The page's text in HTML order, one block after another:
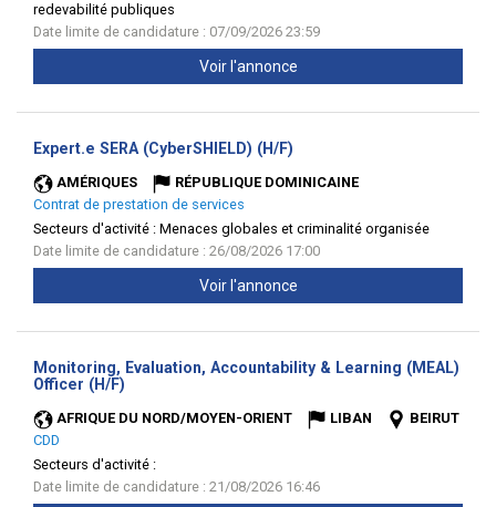
redevabilité publiques
Date limite de candidature : 07/09/2026 23:59
Voir l'annonce
Expert.e SERA (CyberSHIELD) (H/F)
AMÉRIQUES
RÉPUBLIQUE DOMINICAINE
Contrat de prestation de services
Secteurs d'activité : Menaces globales et criminalité organisée
Date limite de candidature : 26/08/2026 17:00
Voir l'annonce
Monitoring, Evaluation, Accountability & Learning (MEAL)
Officer (H/F)
AFRIQUE DU NORD/MOYEN-ORIENT LIBAN
BEIRUT
CDD
Secteurs d'activité :
Date limite de candidature : 21/08/2026 16:46